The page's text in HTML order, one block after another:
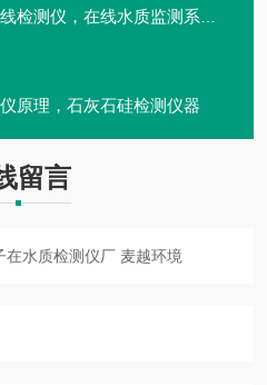
，在线水质监测系统，游离氯在线分析仪
原理，石灰石硅检测仪器
留言